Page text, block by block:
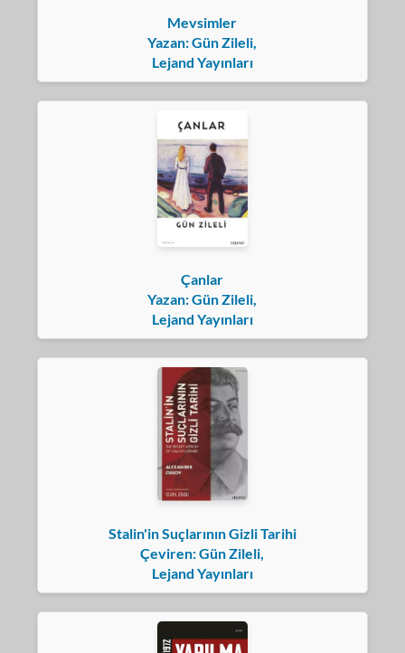
Mevsimler
Yazan: Gün Zileli,
Lejand Yayınları
Çanlar
Yazan: Gün Zileli,
Lejand Yayınları
Stalin'in Suçlarının Gizli Tarihi
Çeviren: Gün Zileli,
Lejand Yayınları